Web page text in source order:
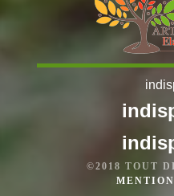
©2018 TOUT